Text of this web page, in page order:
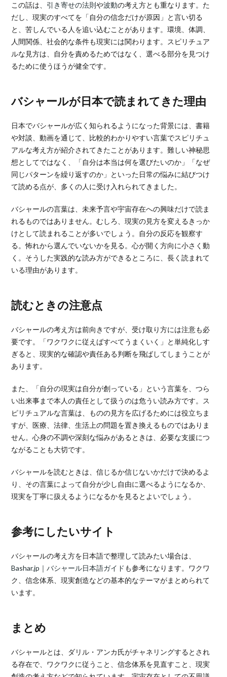
この話は、 引き寄せの法則や波動の考え方とも重なります。た
だし、現実のすべてを「自分の信念だけが原因」と言い切る
と、苦しんでいる人を追い込むことがあります。環境、体調、
人間関係、社会的な条件も現実には関わります。スピリチュア
ルな見方は、自分を責めるためではなく、選べる部分を見つけ
るために使うほうが健全です。
バシャールが日本で読まれてきた理由
日本でバシャールが広く知られるようになった背景には、書籍
や対談、動画を通じて、比較的わかりやすい言葉でスピリチュ
アルな考え方が紹介されてきたことがあります。難しい神秘思
想としてではなく、「自分は本当は何を選びたいのか」「なぜ
同じパターンを繰り返すのか」といった日常の悩みに結びつけ
て読める点が、多くの人に受け入れられてきました。
バシャールの言葉は、未来予言や宇宙存在への興味だけで読ま
れるものではありません。むしろ、現実の見方を変えるきっか
けとして読まれることが多いでしょう。自分の反応を観察す
る。怖れから選んでいないかを見る。心が開く方向に小さく動
く。そうした実践的な読み方ができるところに、長く読まれて
いる理由があります。
読むときの注意点
バシャールの考え方は前向きですが、受け取り方には注意も必
要です。「ワクワクに従えばすべてうまくいく」と単純化しす
ぎると、現実的な確認や責任ある判断を飛ばしてしまうことが
あります。
また、「自分の現実は自分が創っている」という言葉を、つら
い出来事まで本人の責任として扱うのは危うい読み方です。ス
ピリチュアルな言葉は、ものの見方を広げるためには役立ちま
すが、医療、法律、生活上の問題を置き換えるものではありま
せん。心身の不調や深刻な悩みがあるときは、必要な支援につ
ながることも大切です。
バシャールを読むときは、信じるか信じないかだけで決めるよ
り、その言葉によって自分が少し自由に選べるようになるか、
現実を丁寧に扱えるようになるかを見るとよいでしょう。
参考にしたいサイト
バシャールの考え方を日本語で整理して読みたい場合は、
Bashar.jp｜バシャール日本語ガイド も参考になります。ワクワ
ク、信念体系、現実創造などの基本的なテーマがまとめられて
います。
まとめ
バシャールとは、ダリル・アンカ氏がチャネリングするとされ
る存在で、ワクワクに従うこと、信念体系を見直すこと、現実